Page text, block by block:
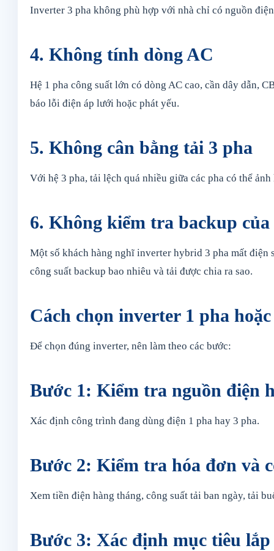
Inverter 3 pha không phù hợp với nhà chỉ có nguồn
4. Không tính dòng AC
Hệ 1 pha công suất lớn có dòng AC cao, cần dây dẫn,
báo lỗi điện áp lưới hoặc phát yếu.
5. Không cân bằng tải 3 pha
Với hệ 3 pha, tải lệch quá nhiều giữa các pha có thể
6. Không kiểm tra backup
Một số khách hàng nghĩ inverter hybrid 3 pha mất điện
công suất backup bao nhiêu và tải được chia ra sao.
Cách chọn inverter 1 pha
Để chọn đúng inverter, nên làm theo các bước:
Bước 1: Kiểm tra nguồn điện
Xác định công trình đang dùng điện 1 pha hay 3 pha.
Bước 2: Kiểm tra hóa đơn và
Xem tiền điện hàng tháng, công suất tải ban ngày, tải
Bước 3: Xác định mục tiêu